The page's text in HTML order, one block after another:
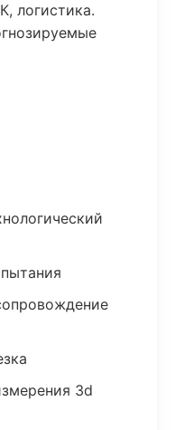
логистика.
3d